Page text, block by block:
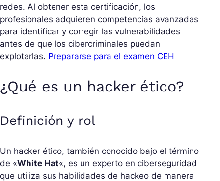
redes. Al obtener esta certificación, los
profesionales adquieren competencias avanzadas
para identificar y corregir las vulnerabilidades
antes de que los cibercriminales puedan
explotarlas. Prepararse para el examen CEH
¿Qué es un hacker ético?
Definición y rol
Un hacker ético, también conocido bajo el término
de «White Hat«, es un experto en ciberseguridad
que utiliza sus habilidades de hackeo de manera